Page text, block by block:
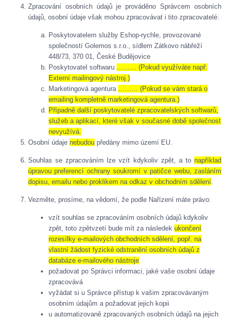
Zpracování osobních údajů je prováděno Správcem osobních
údajů, osobní údaje však mohou zpracovávat i tito zpracovatelé:
Poskytovatelem služby Eshop-rychle, provozované
společností Golemos s.r.o., sídlem Zátkovo nábřeží
448/73, 370 01, České Budějovice
Poskytovatel softwaru
……… (Pokud využíváte např.
Externí mailingový nástroj.)
Marketingová agentura
……… (Pokud se vám stará o
emailing kompletně marketingová agentura.)
Případně další poskytovatelé zpracovatelských softwarů,
služeb a aplikací, které však v současné době společnost
nevyužívá.
Osobní údaje nebudou předány mimo území EU.
Souhlas se zpracováním lze vzít kdykoliv zpět, a to například
úpravou preferencí ochrany soukromí v patičce webu, zasláním
dopisu, emailu nebo proklikem na odkaz v obchodním sdělení
Vezměte, prosíme, na vědomí, že podle Nařízení máte právo:
vzít souhlas se zpracováním osobních údajů kdykoliv
zpět, toto zpětvzetí bude mít za následek ukončení
rozesílky e-mailových obchodních sdělení, popř. na
vlastní žádost fyzické odstranění osobních údajů z
databáze e-mailového nástroje
požadovat po Správci informaci, jaké vaše osobní údaje
zpracovává
vyžádat si u Správce přístup k vašim zpracovávaným
osobním údajům a požadovat jejich kopii
u automatizovaně zpracovaných osobních údajů na jejich